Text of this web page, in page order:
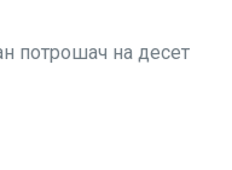
потрошач на десет